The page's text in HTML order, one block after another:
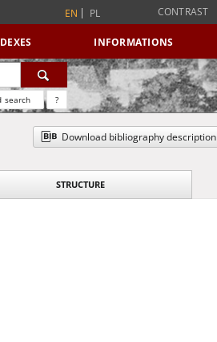
EN PL CONTRAST
INFORMATIONS
search ?
Download bibliography description
STRUCTURE